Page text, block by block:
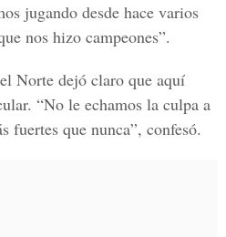
jugando desde hace varios
nos hizo campeones”.
Norte dejó claro que aquí
“No le echamos la culpa a
fuertes que nunca”, confesó.